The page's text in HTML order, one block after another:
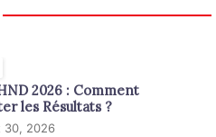
2026 : Comment
les Résultats ?
30, 2026